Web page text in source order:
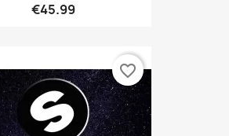
€45.99
favorite_border